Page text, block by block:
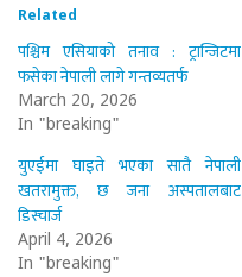
Related
पश्चिम एसियाको तनाव : ट्रान्जिटमा
फसेका नेपाली लागे गन्तव्यतर्फ
March 20, 2026
In "breaking"
युएईमा घाइते भएका सातै नेपाली
खतरामुक्त, छ जना अस्पतालबाट
डिस्चार्ज
April 4, 2026
In "breaking"